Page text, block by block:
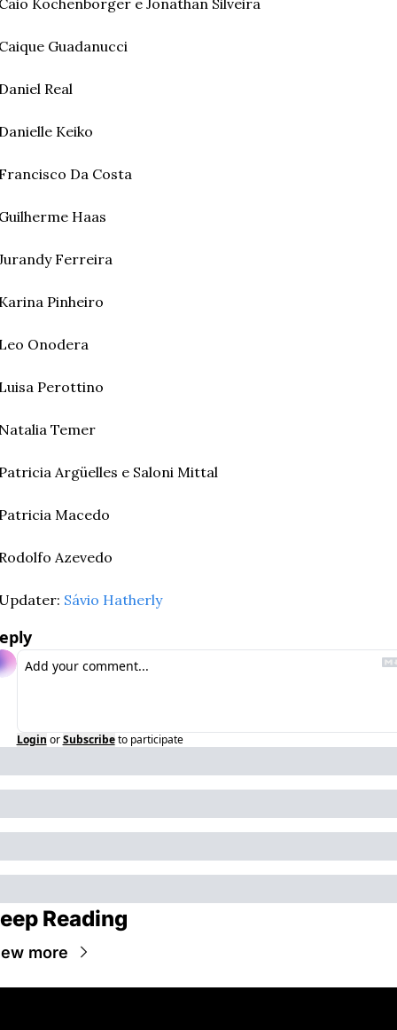
Guadanucci
Real
Keiko
Da Costa
Haas
Ferreira
Pinheiro
Onodera
Perottino
Temer
Argüelles e Saloni Mittal
Macedo
Azevedo
Sávio Hatherly
Login or Subscribe to participate
Reading
more